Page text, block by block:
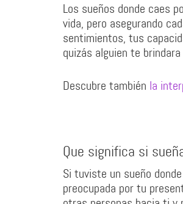
Los sueños donde caes
vida, pero asegurando
sentimientos, tus
quizás alguien te
Descubre también la
Que significa si
Si tuviste un sueño
preocupada por tu